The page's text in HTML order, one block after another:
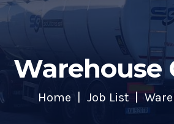
Warehouse
Home Job List